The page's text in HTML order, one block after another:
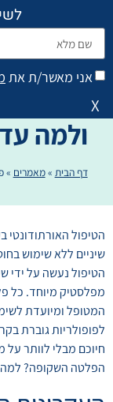
אני מאשר/ת את
X
ולמה
דף הבית »מאמרים »
הטיפול
שיניים ללא שימוש
הטיפול נעשה על ידי
מפלסטיק מיוחד. כל
המטופל ומיועדת
לפופולריות גוברת
חיוכם מבלי לוותר
הפלטה השקופה? למה
פתח סרגל נגישות